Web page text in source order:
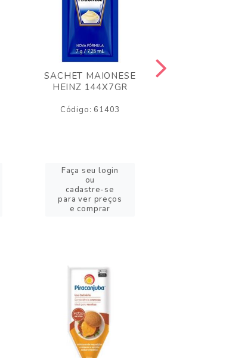
SACHET MAIONESE
HEINZ 144X7GR
Código: 61403
Faça seu login
ou
cadastre-se
para ver preços
e comprar